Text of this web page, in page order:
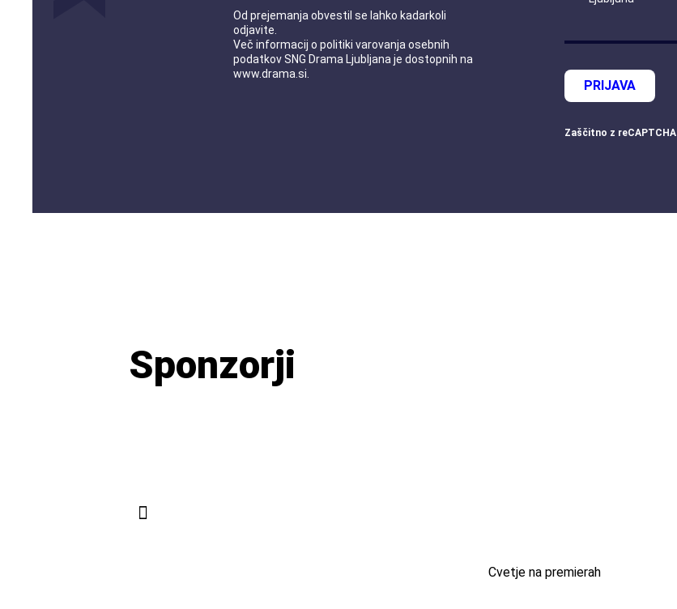
Od prejemanja obvestil se lahko kadarkoli
odjavite.
Več informacij o politiki varovanja osebnih
podatkovSNG Drama Ljubljana je dostopnih na
www.drama.si
PRIJAVA
Zaščitno z reCAPTCHA
Sponzorji
Cvetje na premierah